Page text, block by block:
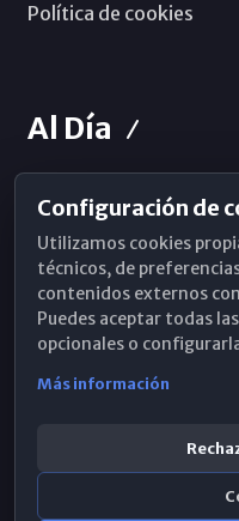
Política de cookies
Al Día
Horarios de Misa
Hemeroteca
WhatsApp
Configuración de
Utilizamos cookies
técnicos, de
contenidos externos
Puedes aceptar todas
opcionales o
Más información